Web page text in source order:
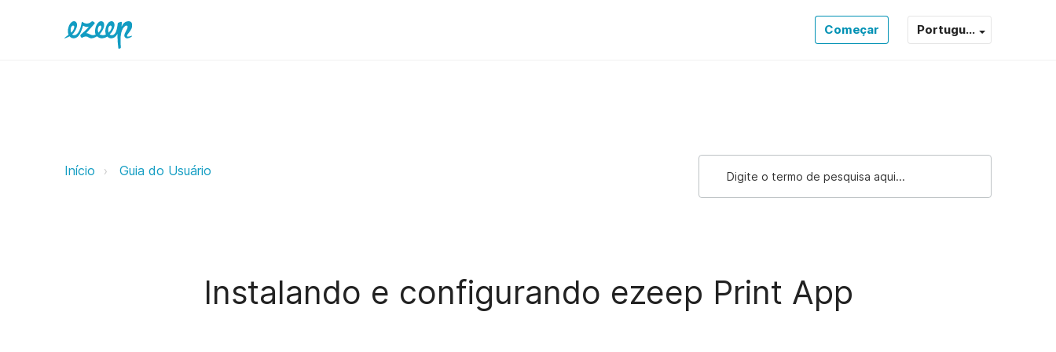
Começar Portugu...
Instalando e configurando ezeep Print App ezeep Support Support
Início Guia do Usuário
Instalando e configurando ezeep Print App